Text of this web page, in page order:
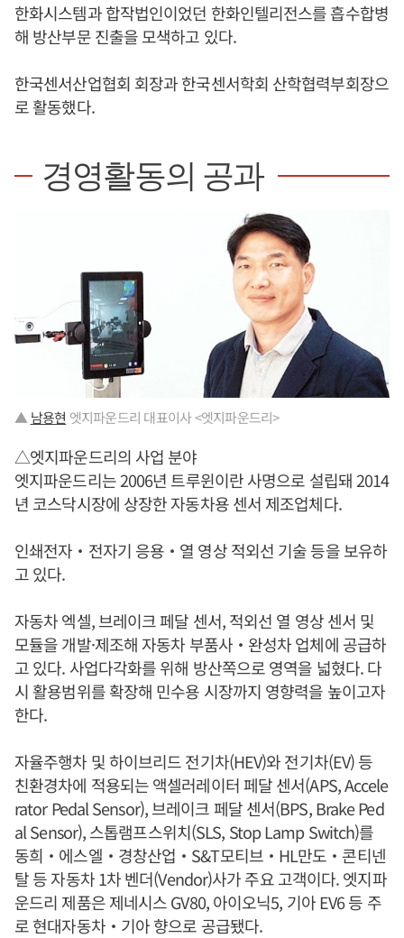
한화시스템과 합작법인이었던 한화인텔리전스를 흡수합병
해 방산부문 진출을 모색하고 있다.
한국센서산업협회 회장과 한국센서학회 산학협력부회장으
로 활동했다.
경영활동의 공과
▲ 남용현 엣지파운드리 대표이사 <엣지파운드리>
△엣지파운드리의 사업 분야
엣지파운드리는 2006년 트루윈이란 사명으로 설립돼 2014
년 코스닥시장에 상장한 자동차용 센서 제조업체다.
인쇄전자‧전자기 응용‧열 영상 적외선 기술 등을 보유하
고 있다.
자동차 엑셀, 브레이크 페달 센서, 적외선 열 영상 센서 및
모듈을 개발·제조해 자동차 부품사‧완성차 업체에 공급하
고 있다. 사업다각화를 위해 방산쪽으로 영역을 넓혔다. 다
시 활용범위를 확장해 민수용 시장까지 영향력을 높이고자
한다.
자율주행차 및 하이브리드 전기차(HEV)와 전기차(EV) 등
친환경차에 적용되는 액셀러레이터 페달 센서(APS, Accele
rator Pedal Sensor), 브레이크 페달 센서(BPS, Brake Ped
al Sensor), 스톱램프스위치(SLS, Stop Lamp Switch)를
동희‧에스엘‧경창산업‧S&T모티브‧HL만도‧콘티넨
탈 등 자동차 1차 벤더(Vendor)사가 주요 고객이다. 엣지파
운드리 제품은 제네시스 GV80, 아이오닉5, 기아 EV6 등 주
로 현대자동차‧기아 향으로 공급됐다.